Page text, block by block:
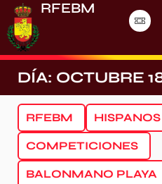
RFEBM
DÍA: OCTUBRE
RFEBM HISPANOS
COMPETICIONES
BALONMANO PLAYA